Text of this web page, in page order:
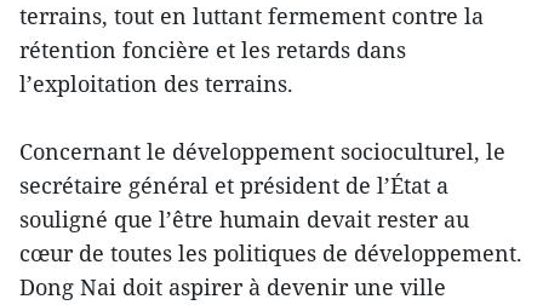
terrains, tout en luttant fermement contre la
rétention foncière et les retards dans
l’exploitation des terrains.
Concernant le développement socioculturel, le
secrétaire général et président de l’État a
souligné que l’être humain devait rester au
cœur de toutes les politiques de développement.
Dong Nai doit aspirer à devenir une ville